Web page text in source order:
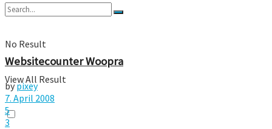
No Result
View All Result
Websitecounter Woopra
by pixey
7. April 2008
5
3